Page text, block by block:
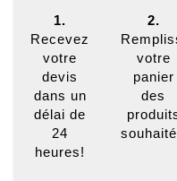
1.
Recevez
votre
devis
dans un
délai de
24
heures!
2.
votre
panier
des